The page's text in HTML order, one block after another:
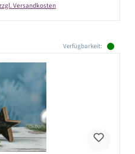
Versandkosten
Verfügbarkeit: